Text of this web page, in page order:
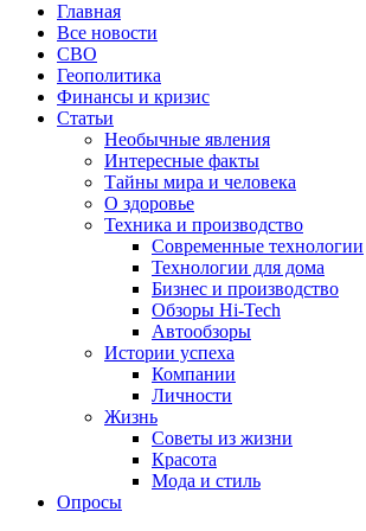
Главная
Все новости
СВО
Геополитика
Финансы и кризис
Статьи
Необычные явления
Интересные факты
Тайны мира и человека
О здоровье
Техника и производство
Современные технологии
Технологии для дома
Бизнес и производство
Обзоры Hi-Tech
Автообзоры
Истории успеха
Компании
Личности
Жизнь
Советы из жизни
Красота
Мода и стиль
Опросы